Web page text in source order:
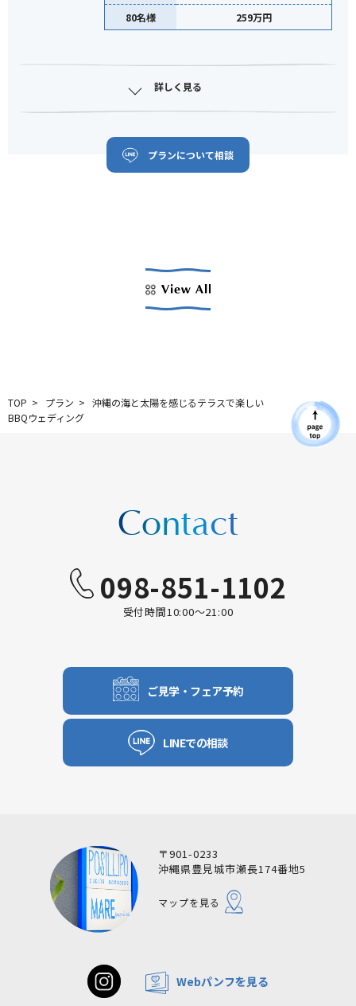
80名様
259万円
詳しく見る
プランについて相談
TOP プラン
沖縄の海と太陽を感じるテラスで楽しい
BBQウェディング
Contact
098-851-1102
受付時間10:00〜21:00
ご見学・フェア予約
LINEでの相談
〒901-0233
沖縄県豊見城市瀬長174番地5
マップを見る
Webパンフを見る